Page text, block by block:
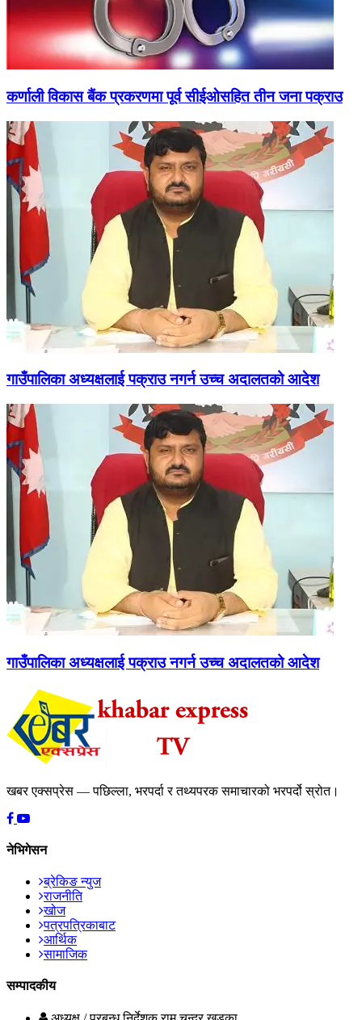
कर्णाली विकास बैंक प्रकरणमा पूर्व सीईओसहित तीन जना पक्राउ
गाउँपालिका अध्यक्षलाई पक्राउ नगर्न उच्च अदालतको आदेश
गाउँपालिका अध्यक्षलाई पक्राउ नगर्न उच्च अदालतको आदेश
खबर एक्सप्रेस — पछिल्ला, भरपर्दा र तथ्यपरक समाचारको भरपर्दो स्रोत।
नेभिगेसन
ब्रेकिङ न्युज
राजनीति
खोज
पत्रपत्रिकाबाट
आर्थिक
सामाजिक
सम्पादकीय